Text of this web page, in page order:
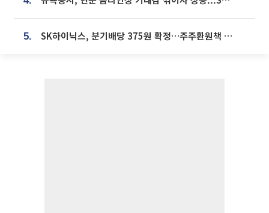
5. SK하이닉스, 분기배당 375원 확정…주주환원책 9월로 앞당겨 발표